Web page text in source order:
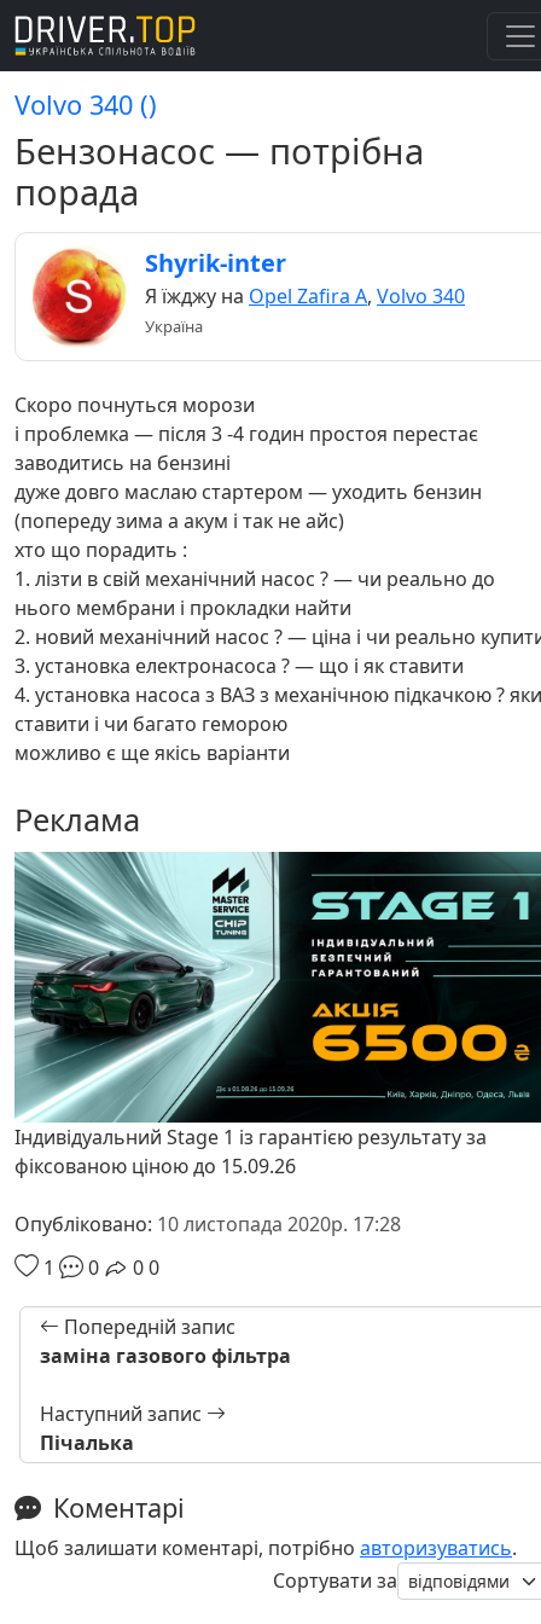
Volvo 340 ()
Бензонасос — потрібна
порада
Shyrik-inter
Я їжджу на Opel Zafira A, Volvo 340
Україна
Скоро почнуться морози
і проблемка — після 3 -4 годин простоя перестає
заводитись на бензині
дуже довго маслаю стартером — уходить бензин
(попереду зима а акум і так не айс)
хто що порадить :
1. лізти в свій механічний насос ? — чи реально до
нього мембрани і прокладки найти
2. новий механічний насос ? — ціна і чи реально
3. установка електронасоса ? — що і як ставити
4. установка насоса з ВАЗ з механічною підкачкою ?
ставити і чи багато геморою
можливо є ще якісь варіанти
Реклама
Індивідуальний Stage 1 із гарантією результату за
фіксованою ціною до 15.09.26
Опубліковано: 10 листопада 2020р. 17:28
1
0 00
Попередній запис
заміна газового фільтра
Наступний запис
Пічалька
Коментарі
Щоб залишати коментарі, потрібно авторизуватись.
Сортувати за